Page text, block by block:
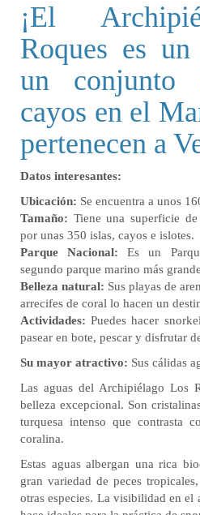
¡El
Roques es
un
cayos en el
pertenecen a
Datos interesantes:
Ubicación: Se encuentra a unos
Tamaño: Tiene una superficie
por unas 350 islas, cayos e islotes.
Parque Nacional: Es un
segundo parque marino más
Belleza natural: Sus playas de
arrecifes de coral lo hacen un
Actividades: Puedes hacer
pasear en bote, pescar y disfrutar
Su mayor atractivo: Sus cálidas
Las aguas del Archipiélago Los
belleza excepcional. Son
turquesa intenso que contrasta
coralina.
Estas aguas albergan una rica
gran variedad de peces
otras especies. La visibilidad en el